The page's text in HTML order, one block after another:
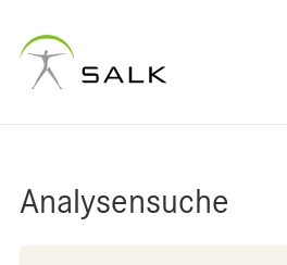
Analysensuche